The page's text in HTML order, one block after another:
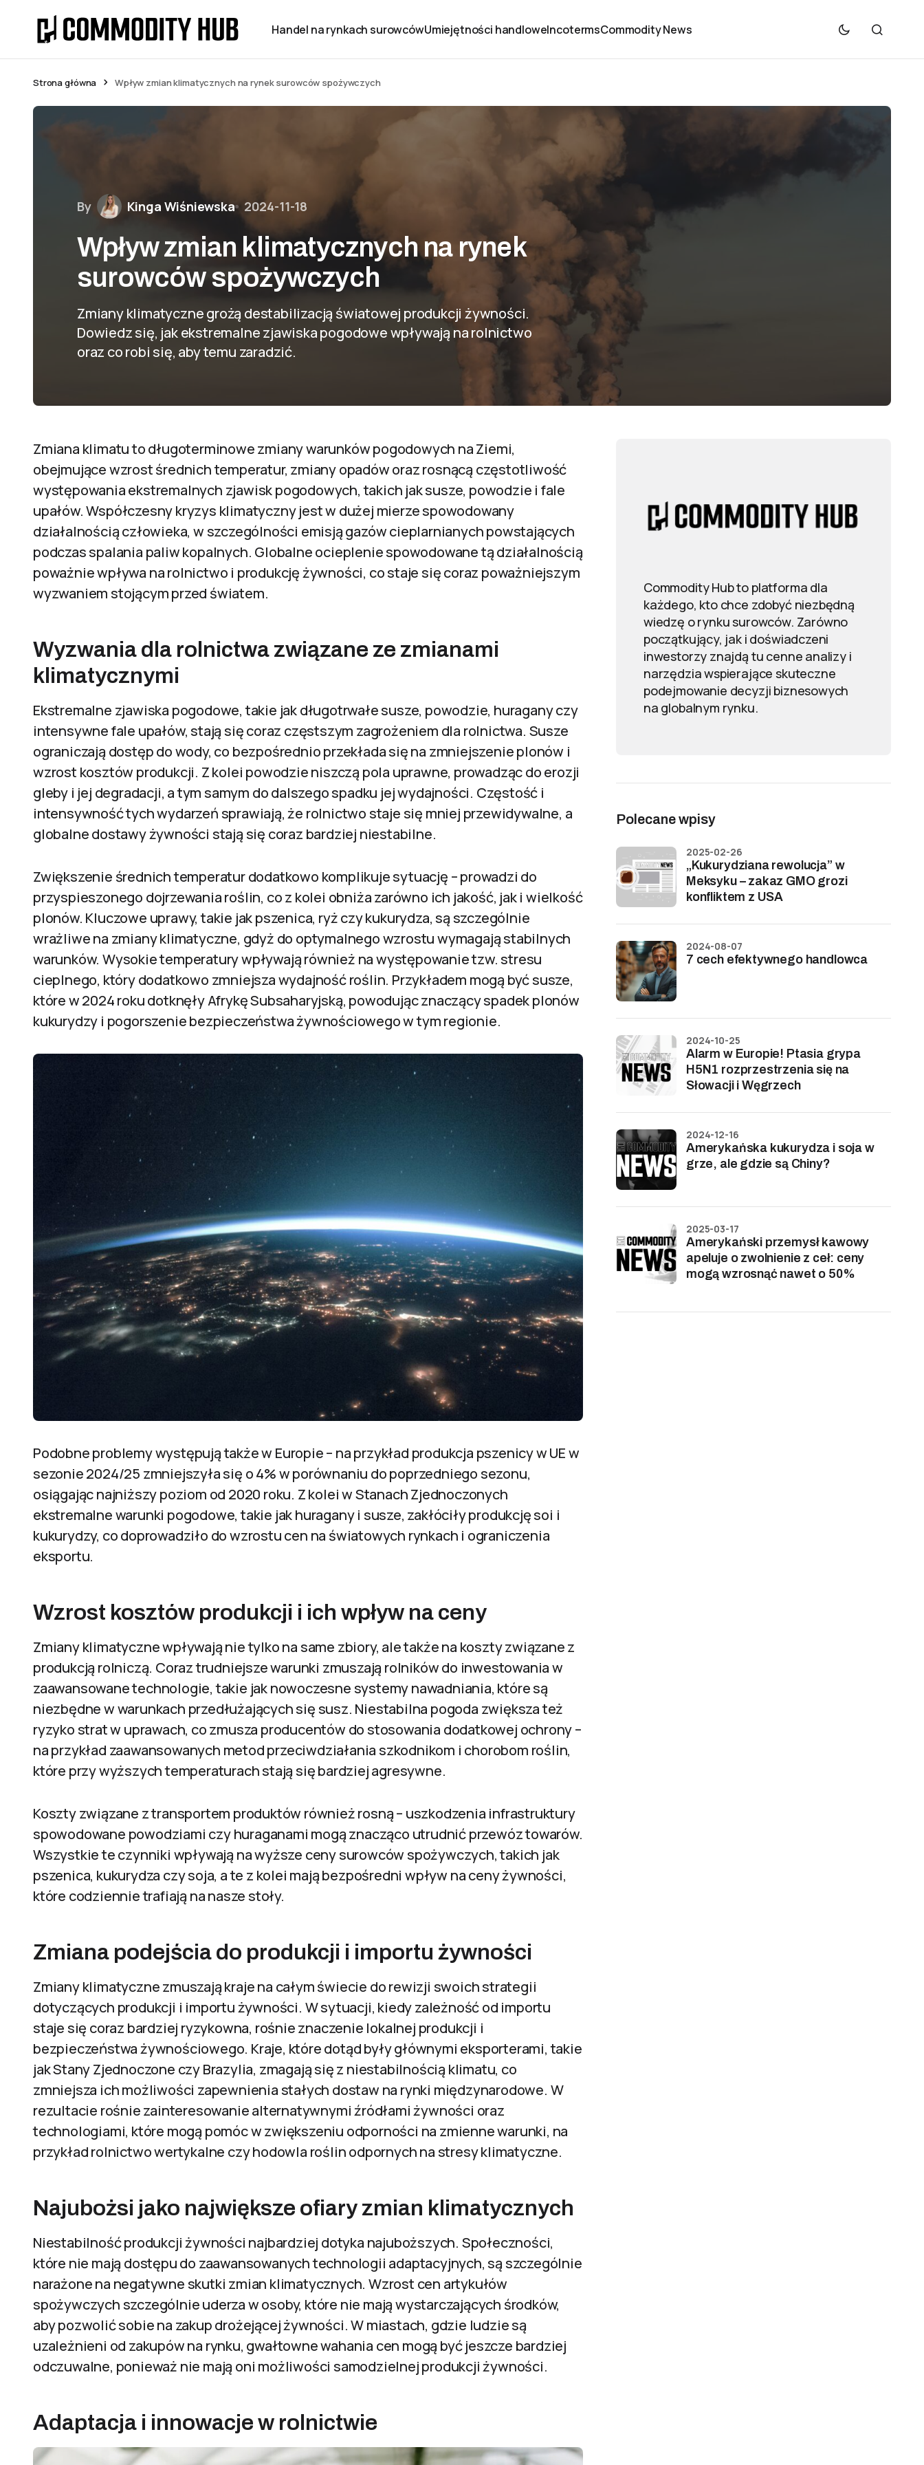
Handel na rynkach surowcówUmiejętności handloweIncotermsCommodity News
Strona główna Wpływ zmian klimatycznych na rynek surowców spożywczych
By Kinga Wiśniewska 2024-11-18
Wpływ zmian klimatycznych na rynek
surowców spożywczych
Zmiany klimatyczne grożą destabilizacją światowej produkcji żywności.
Dowiedz się, jak ekstremalne zjawiska pogodowe wpływają na rolnictwo
oraz co robi się, aby temu zaradzić.
Zmiana klimatu to długoterminowe zmiany warunków pogodowych na Ziemi,
obejmujące wzrost średnich temperatur, zmiany opadów oraz rosnącą częstotliwość
występowania ekstremalnych zjawisk pogodowych, takich jak susze, powodzie i fale
upałów. Współczesny kryzys klimatyczny jest w dużej mierze spowodowany
działalnością człowieka, w szczególności emisją gazów cieplarnianych powstających
podczas spalania paliw kopalnych. Globalne ocieplenie spowodowane tą działalnością
poważnie wpływa na rolnictwo i produkcję żywności, co staje się coraz poważniejszym
wyzwaniem stojącym przed światem.
Wyzwania dla rolnictwa związane ze zmianami
klimatycznymi
Ekstremalne zjawiska pogodowe, takie jak długotrwałe susze, powodzie, huragany czy
intensywne fale upałów, stają się coraz częstszym zagrożeniem dla rolnictwa. Susze
ograniczają dostęp do wody, co bezpośrednio przekłada się na zmniejszenie plonów i
wzrost kosztów produkcji. Z kolei powodzie niszczą pola uprawne, prowadząc do erozji
gleby i jej degradacji, a tym samym do dalszego spadku jej wydajności. Częstość i
intensywność tych wydarzeń sprawiają, że rolnictwo staje się mniej przewidywalne, a
globalne dostawy żywności stają się coraz bardziej niestabilne.
Zwiększenie średnich temperatur dodatkowo komplikuje sytuację – prowadzi do
przyspieszonego dojrzewania roślin, co z kolei obniża zarówno ich jakość, jak i wielkość
plonów. Kluczowe uprawy, takie jak pszenica, ryż czy kukurydza, są szczególnie
wrażliwe na zmiany klimatyczne, gdyż do optymalnego wzrostu wymagają stabilnych
warunków. Wysokie temperatury wpływają również na występowanie tzw. stresu
cieplnego, który dodatkowo zmniejsza wydajność roślin. Przykładem mogą być susze,
które w 2024 roku dotknęły Afrykę Subsaharyjską, powodując znaczący spadek plonów
kukurydzy i pogorszenie bezpieczeństwa żywnościowego w tym regionie.
Podobne problemy występują także w Europie – na przykład produkcja pszenicy w UE w
sezonie 2024/25 zmniejszyła się o 4% w porównaniu do poprzedniego sezonu,
osiągając najniższy poziom od 2020 roku. Z kolei w Stanach Zjednoczonych
ekstremalne warunki pogodowe, takie jak huragany i susze, zakłóciły produkcję soi i
kukurydzy, co doprowadziło do wzrostu cen na światowych rynkach i ograniczenia
eksportu.
Wzrost kosztów produkcji i ich wpływ na ceny
Zmiany klimatyczne wpływają nie tylko na same zbiory, ale także na koszty związane z
produkcją rolniczą. Coraz trudniejsze warunki zmuszają rolników do inwestowania w
zaawansowane technologie, takie jak nowoczesne systemy nawadniania, które są
niezbędne w warunkach przedłużających się susz. Niestabilna pogoda zwiększa też
ryzyko strat w uprawach, co zmusza producentów do stosowania dodatkowej ochrony –
na przykład zaawansowanych metod przeciwdziałania szkodnikom i chorobom roślin,
które przy wyższych temperaturach stają się bardziej agresywne.
Koszty związane z transportem produktów również rosną – uszkodzenia infrastruktury
spowodowane powodziami czy huraganami mogą znacząco utrudnić przewóz towarów.
Wszystkie te czynniki wpływają na wyższe ceny surowców spożywczych, takich jak
pszenica, kukurydza czy soja, a te z kolei mają bezpośredni wpływ na ceny żywności,
które codziennie trafiają na nasze stoły.
Zmiana podejścia do produkcji i importu żywności
Zmiany klimatyczne zmuszają kraje na całym świecie do rewizji swoich strategii
dotyczących produkcji i importu żywności. W sytuacji, kiedy zależność od importu
staje się coraz bardziej ryzykowna, rośnie znaczenie lokalnej produkcji i
bezpieczeństwa żywnościowego. Kraje, które dotąd były głównymi eksporterami, takie
jak Stany Zjednoczone czy Brazylia, zmagają się z niestabilnością klimatu, co
zmniejsza ich możliwości zapewnienia stałych dostaw na rynki międzynarodowe. W
rezultacie rośnie zainteresowanie alternatywnymi źródłami żywności oraz
technologiami, które mogą pomóc w zwiększeniu odporności na zmienne warunki, na
przykład rolnictwo wertykalne czy hodowla roślin odpornych na stresy klimatyczne.
Najubożsi jako największe ofiary zmian klimatycznych
Niestabilność produkcji żywności najbardziej dotyka najuboższych. Społeczności,
które nie mają dostępu do zaawansowanych technologii adaptacyjnych, są szczególnie
narażone na negatywne skutki zmian klimatycznych. Wzrost cen artykułów
spożywczych szczególnie uderza w osoby, które nie mają wystarczających środków,
aby pozwolić sobie na zakup drożejącej żywności. W miastach, gdzie ludzie są
uzależnieni od zakupów na rynku, gwałtowne wahania cen mogą być jeszcze bardziej
odczuwalne, ponieważ nie mają oni możliwości samodzielnej produkcji żywności.
Adaptacja i innowacje w rolnictwie
Commodity Hub to platforma dla
każdego, kto chce zdobyć niezbędną
wiedzę o rynku surowców. Zarówno
początkujący, jak i doświadczeni
inwestorzy znajdą tu cenne analizy i
narzędzia wspierające skuteczne
podejmowanie decyzji biznesowych
na globalnym rynku.
Polecane wpisy
„Kukurydziana rewolucja” w
Meksyku – zakaz GMO grozi
konfliktem z USA
2025-02-26
7 cech efektywnego handlowca
2024-08-07
Alarm w Europie! Ptasia grypa
H5N1 rozprzestrzenia się na
Słowacji i Węgrzech
2024-10-25
Amerykańska kukurydza i soja w
grze, ale gdzie są Chiny?
2024-12-16
Amerykański przemysł kawowy
apeluje o zwolnienie z ceł: ceny
mogą wzrosnąć nawet o 50%
2025-03-17